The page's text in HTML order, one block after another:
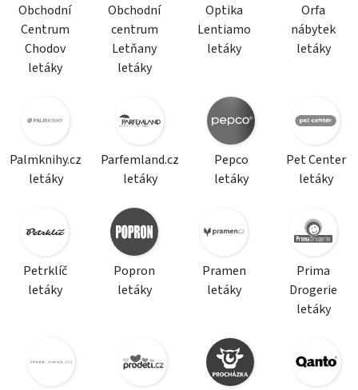
Obchodní
Centrum
Chodov
letáky
Obchodní
centrum
Letňany
letáky
Optika
Lentiamo
letáky
Orfa
nábytek
letáky
Palmknihy.cz
letáky
Parfemland.cz
letáky
Pepco
letáky
Pet Center
letáky
Petrklíč
letáky
Popron
letáky
Pramen
letáky
Prima
Drogerie
letáky